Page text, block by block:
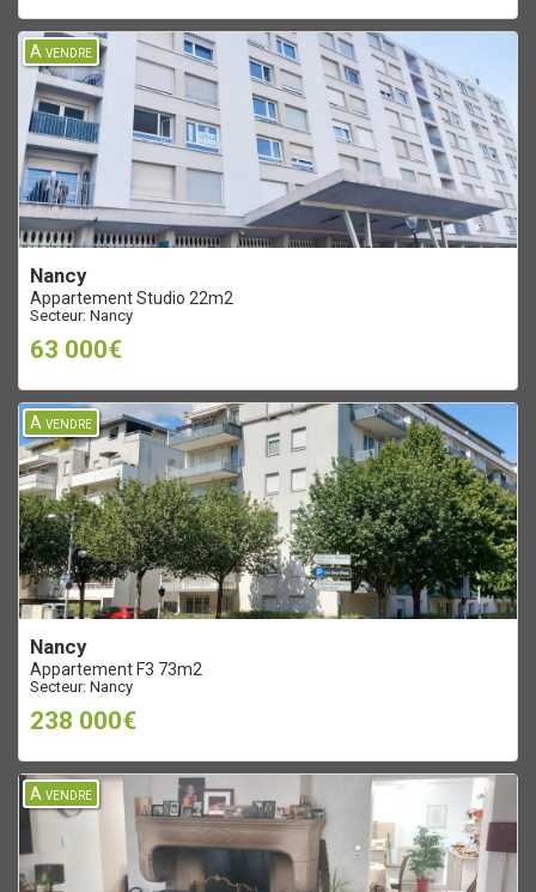
A vendre
nancy
Appartement Studio 22m2
Secteur: Nancy
63 000€
A vendre
nancy
Appartement F3 73m2
Secteur: Nancy
238 000€
A vendre